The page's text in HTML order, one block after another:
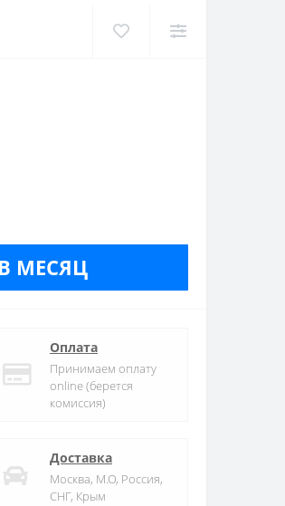
МЕСЯЦ
Оплата
Принимаем оплату
online (берется
комиссия)
Доставка
Москва, М.О, Россия,
СНГ, Крым